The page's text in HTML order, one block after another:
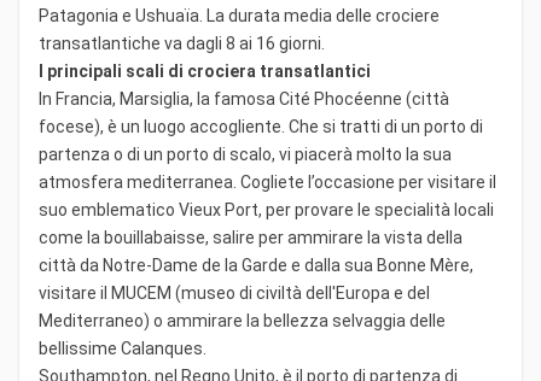
Patagonia e Ushuaïa. La durata media delle crociere
transatlantiche va dagli 8 ai 16 giorni.
I principali scali di crociera transatlantici
In Francia, Marsiglia, la famosa Cité Phocéenne (città
focese), è un luogo accogliente. Che si tratti di un porto di
partenza o di un porto di scalo, vi piacerà molto la sua
atmosfera mediterranea. Cogliete l’occasione per visitare il
suo emblematico Vieux Port, per provare le specialità locali
come la bouillabaisse, salire per ammirare la vista della
città da Notre-Dame de la Garde e dalla sua Bonne Mère,
visitare il MUCEM (museo di civiltà dell'Europa e del
Mediterraneo) o ammirare la bellezza selvaggia delle
bellissime Calanques.
Southampton, nel Regno Unito, è il porto di partenza di